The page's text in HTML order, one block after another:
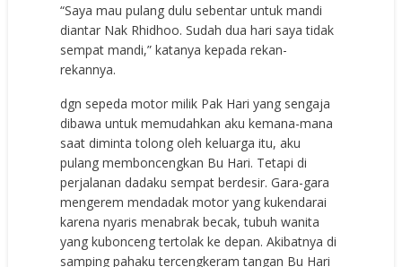
“Saya mau pulang dulu sebentar untuk mandi
diantar Nak Rhidhoo. Sudah dua hari saya tidak
sempat mandi,” katanya kepada rekan-
rekannya.
dgn sepeda motor milik Pak Hari yang sengaja
dibawa untuk memudahkan aku kemana-mana
saat diminta tolong oleh keluarga itu, aku
pulang memboncengkan Bu Hari. Tetapi di
perjalanan dadaku sempat berdesir. Gara-gara
mengerem mendadak motor yang kukendarai
karena nyaris menabrak becak, tubuh wanita
yang kubonceng tertolak ke depan. Akibatnya di
samping pahaku tercengkeram tangan Bu Hari